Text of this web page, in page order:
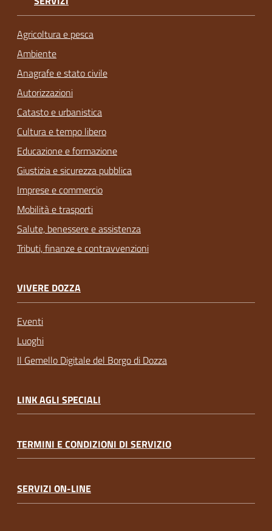
Agricoltura e pesca
Ambiente
Anagrafe e stato civile
Autorizzazioni
Catasto e urbanistica
Cultura e tempo libero
Educazione e formazione
Giustizia e sicurezza pubblica
Imprese e commercio
Mobilità e trasporti
Salute, benessere e assistenza
Tributi, finanze e contravvenzioni
VIVERE DOZZA
Eventi
Luoghi
Il Gemello Digitale del Borgo di Dozza
LINK AGLI SPECIALI
TERMINI E CONDIZIONI DI SERVIZIO
SERVIZI ON-LINE